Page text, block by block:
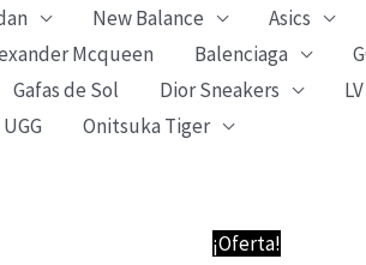
New Balance Asics
Mcqueen Balenciaga
Gafas de Sol Dior Sneakers
UGG Onitsuka Tiger
¡Oferta!